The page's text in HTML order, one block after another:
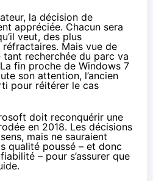
la décision de
appréciée. Chacun sera
veut, des plus
Mais vue de
tant recherchée du parc va
fin proche de Windows 7
son attention, l’ancien
pour réitérer le cas
doit reconquérir une
en 2018. Les décisions
mais ne sauraient
qualité poussé – et donc
– pour s’assurer que